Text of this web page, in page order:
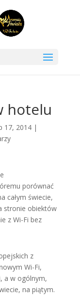
hotelu
17, 2014|
porównać
całym świecie,
stronie obiektów
z Wi-Fi bez
z
Wi-Fi,
a w ogólnym,
na piątym.